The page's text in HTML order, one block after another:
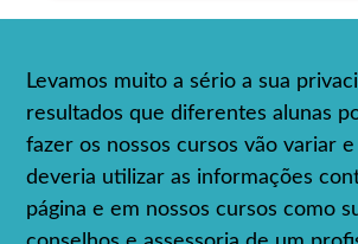
Levamos muito a sério a sua
resultados que diferentes alunas
fazer os nossos cursos vão variar
deveria utilizar as informações
página e em nossos cursos como